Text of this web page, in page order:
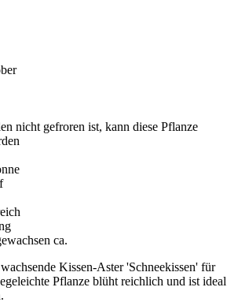
nicht gefroren ist, kann diese Pflanze
ca.
Kissen-Aster 'Schneekissen' für
Pflanze blüht reichlich und ist ideal